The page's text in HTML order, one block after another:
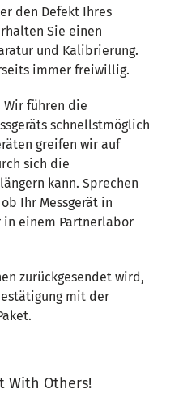
den Defekt Ihres
Sie einen
und Kalibrierung.
immer freiwillig.
führen die
schnellstmöglich
greifen wir auf
sich die
kann. Sprechen
Ihr Messgerät in
in einem Partnerlabor
zurückgesendet wird,
mit der
With Others!